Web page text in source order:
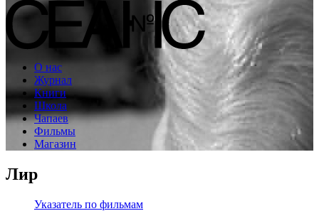
О нас
Журнал
Книги
Школа
Чапаев
Фильмы
Магазин
Лир
Указатель по фильмам